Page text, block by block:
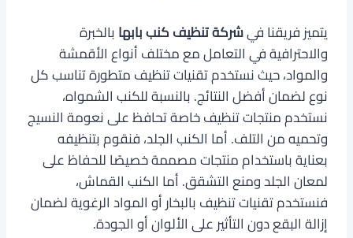
يتميز فريقنا فيشركة تنظيف كنب بابهابالخبرة
والاحترافية في التعامل مع مختلف أنواع الأقمشة
والمواد، حيث نستخدم تقنيات تنظيف متطورة تناسب كل
نوع لضمان أفضل النتائج. بالنسبة للكنب الشمواه،
نستخدم منتجات تنظيف خاصة تحافظ على نعومة النسيج
وتحميه من التلف. أما الكنب الجلد، فنقوم بتنظيفه
بعناية باستخدام منتجات مصممة خصيصًا للحفاظ على
لمعان الجلد ومنع التشقق. أما الكنب القماش،
فنستخدم تقنيات تنظيف بالبخار أو المواد الرغوية لضمان
إزالة البقع دون التأثير على الألوان أو الجودة.